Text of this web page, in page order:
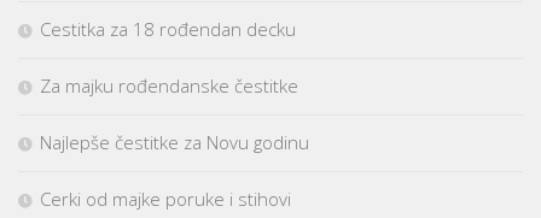
Cestitka za 18 rođendan decku
Za majku rođendanske čestitke
Najlepše čestitke za Novu godinu
Cerki od majke poruke i stihovi